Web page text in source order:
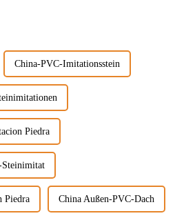
China-PVC-Imitationsstein
Piedra
Piedra China Außen-PVC-Dach